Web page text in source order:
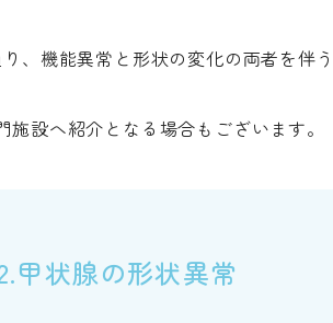
、機能異常と形状の変化の両者を伴
設へ紹介となる場合もございます。
甲状腺の形状異常